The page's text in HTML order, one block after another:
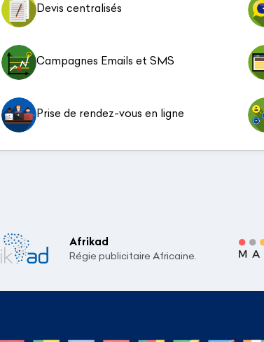
Devis centralisés
Campagnes Emails et SMS
Prise de rendez-vous en ligne
Afrikad
Régie publicitaire Africaine.